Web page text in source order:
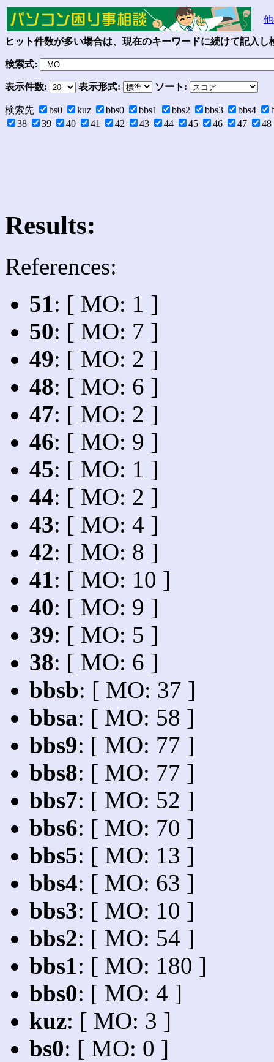
ヒット件数が多い場合は、現在のキーワードに続けて記入
検索式:
表示件数: 表示形式: ソート:
検索先 bs0 kuz bbs0 bbs1 bbs2 bbs3 bbs4
38
39 40 41 42 43 44 45 46 47 48
Results:
References:
51: [ MO: 1 ]
50: [ MO: 7 ]
49: [ MO: 2 ]
48: [ MO: 6 ]
47: [ MO: 2 ]
46: [ MO: 9 ]
45: [ MO: 1 ]
44: [ MO: 2 ]
43: [ MO: 4 ]
42: [ MO: 8 ]
41: [ MO: 10 ]
40: [ MO: 9 ]
39: [ MO: 5 ]
38: [ MO: 6 ]
bbsb: [ MO: 37 ]
bbsa: [ MO: 58 ]
bbs9: [ MO: 77 ]
bbs8: [ MO: 77 ]
bbs7: [ MO: 52 ]
bbs6: [ MO: 70 ]
bbs5: [ MO: 13 ]
bbs4: [ MO: 63 ]
bbs3: [ MO: 10 ]
bbs2: [ MO: 54 ]
bbs1: [ MO: 180 ]
bbs0: [ MO: 4 ]
kuz: [ MO: 3 ]
bs0: [ MO: 0 ]